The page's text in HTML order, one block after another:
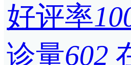
好评率
诊量602